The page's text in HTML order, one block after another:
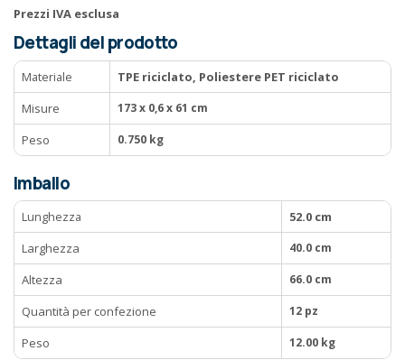
Prezzi IVA esclusa
Dettagli del prodotto
Materiale
TPE riciclato, Poliestere PET riciclato
Misure
173 x 0,6 x 61 cm
Peso 0.750 kg
Imballo
Lunghezza
52.0 cm
Larghezza
40.0 cm
Altezza 66.0 cm
Quantità per confezione 12 pz
Peso 12.00 kg